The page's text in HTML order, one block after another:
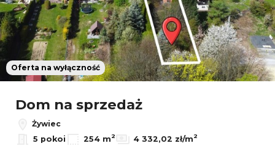
Oferta na wyłączność
Dom na sprzedaż
Żywiec
5 pokoi
254 m2 4 332,02 zł/m2